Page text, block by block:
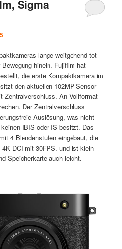
Sigma
lange weitgehend tot
hinein. Fujifilm hat
die erste Kompaktkamera im
den aktuellen 102MP-Sensor
Zentralverschluss. An Vollformat
Der Zentralverschluss
Auslösung, was nicht
IBIS oder IS besitzt. Das
4 Blendenstufen eingebaut, die
DCI mit 30FPS. und ist klein
Speicherkarte auch leicht.